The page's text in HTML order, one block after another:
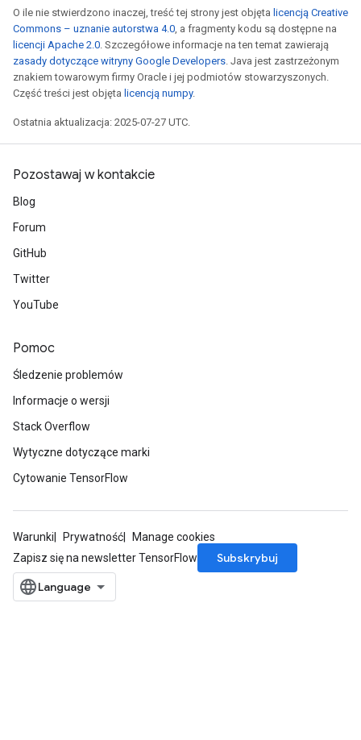
O ile nie stwierdzono inaczej, treść tej strony jest objęta licencją Creative
Commons – uznanie autorstwa 4.0, a fragmenty kodu są dostępne na
licencji Apache 2.0. Szczegółowe informacje na ten temat zawierają
zasady dotyczące witryny Google Developers. Java jest zastrzeżonym
znakiem towarowym firmy Oracle i jej podmiotów stowarzyszonych.
Część treści jest objęta licencją numpy.
Ostatnia aktualizacja: 2025-07-27 UTC.
Pozostawaj w kontakcie
Blog
Forum
GitHub
Twitter
YouTube
Pomoc
Śledzenie problemów
Informacje o wersji
Stack Overflow
Wytyczne dotyczące marki
Cytowanie TensorFlow
Warunki Prywatność
Manage cookies
Zapisz się na newsletter TensorFlow
Subskrybuj